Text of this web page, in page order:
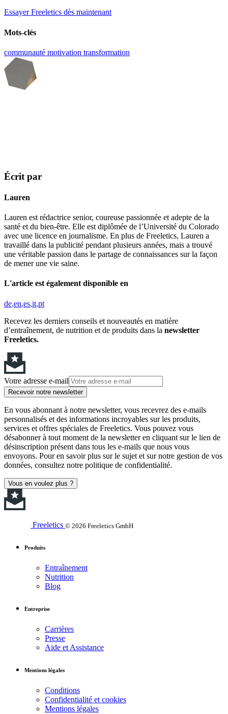
Essayer Freeletics dès maintenant
Mots-clés
communauté motivation transformation
Écrit par
Lauren
Lauren est rédactrice senior, coureuse passionnée et adepte de la
santé et du bien-être. Elle est diplômée de l’Université du Colorado
avec une licence en journalisme. En plus de Freeletics, Lauren a
travaillé dans la publicité pendant plusieurs années, mais a trouvé
une véritable passion dans le partage de connaissances sur la façon
de mener une vie saine.
L'article est également disponible en
de en es it pt
Recevez les derniers conseils et nouveautés en matière
d’entraînement, de nutrition et de produits dans la newsletter
Freeletics.
Votre adresse e-mail
Recevoir notre newsletter
En vous abonnant à notre newsletter, vous recevrez des e-mails
personnalisés et des informations incroyables sur les produits,
services et offres spéciales de Freeletics. Vous pouvez vous
désabonner à tout moment de la newsletter en cliquant sur le lien de
désinscription présent dans tous les e-mails que nous vous
envoyons. Pour en savoir plus sur le sujet et sur notre gestion de vos
données, consultez notre politique de confidentialité.
Vous en voulez plus ?
Freeletics © 2026 Freeletics GmbH
Produits
Entraînement
Nutrition
Blog
Entreprise
Carrières
Presse
Aide et Assistance
Mentions légales
Conditions
Confidentialité et cookies
Mentions légales